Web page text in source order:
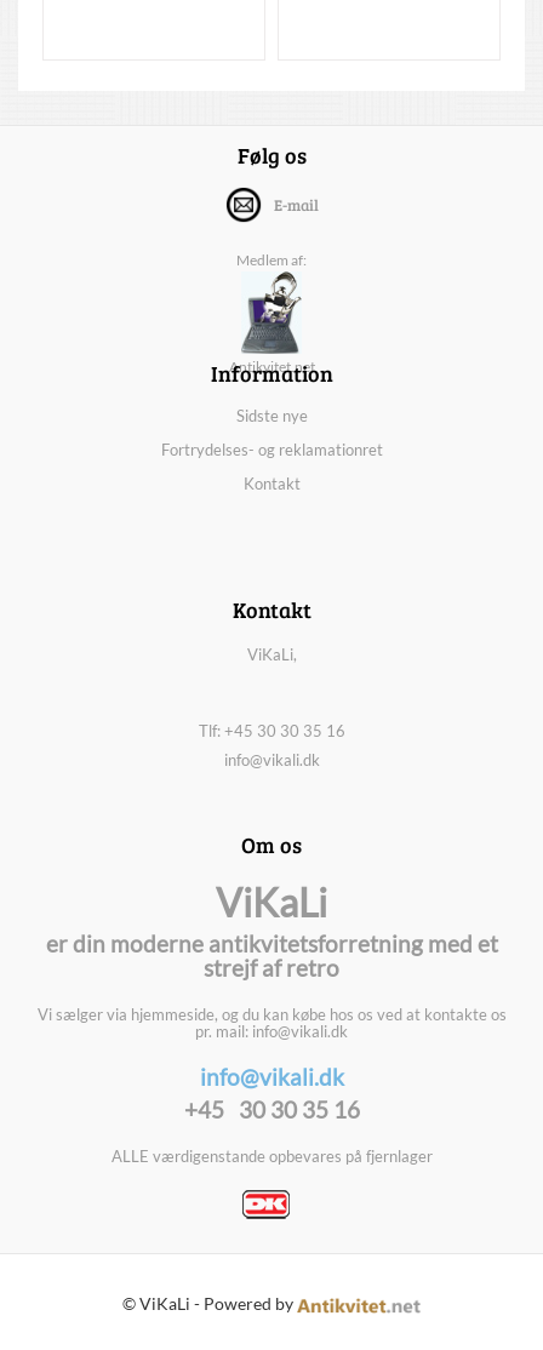
Følg os
E-mail
Medlem af:
Antikvitet.net
Information
Sidste nye
Fortrydelses- og reklamationret
Kontakt
Kontakt
ViKaLi,
Tlf: +45 30 30 35 16
info@vikali.dk
Om os
ViKaLi
er din moderne antikvitetsforretning med et
strejf af retro
Vi sælger via hjemmeside, og du kan købe hos os ved at kontakte os
pr. mail: info@vikali.dk
info@vikali.dk
+45 30 30 35 16
ALLE værdigenstande opbevares på fjernlager
© ViKaLi - Powered by